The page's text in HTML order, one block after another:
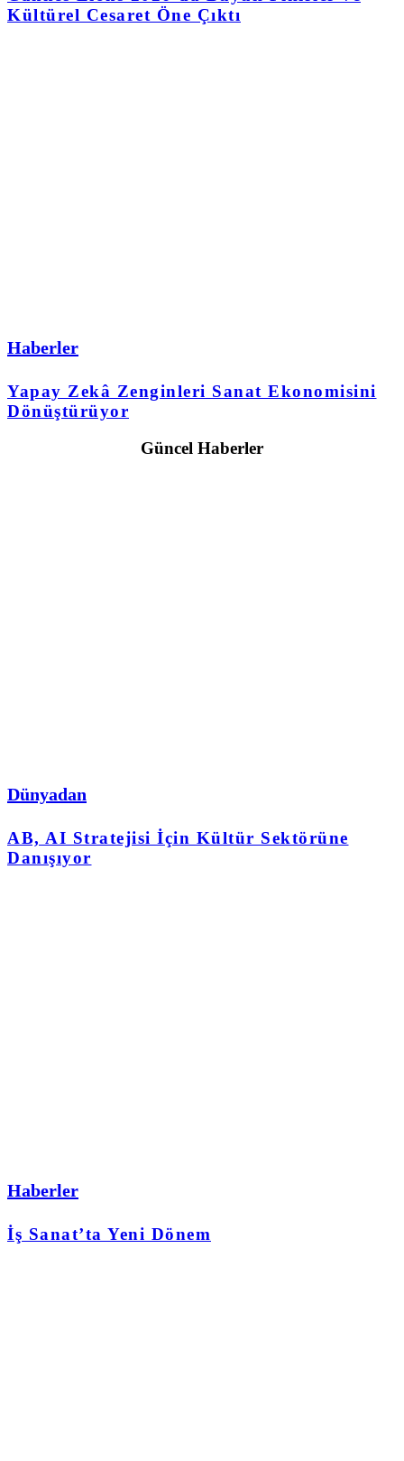
Kültürel Cesaret Öne Çıktı
Haberler
Yapay Zekâ Zenginleri Sanat Ekonomisini
Dönüştürüyor
Güncel Haberler
Dünyadan
AB, AI Stratejisi İçin Kültür Sektörüne
Danışıyor
Haberler
İş Sanat’ta Yeni Dönem